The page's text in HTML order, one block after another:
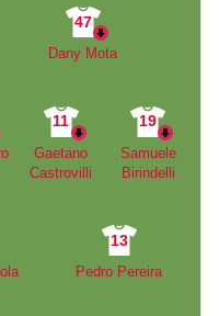
47
Dany Mota
11
Gaetano
Castrovilli
19
Samuele
Birindelli
13
Pedro Pereira